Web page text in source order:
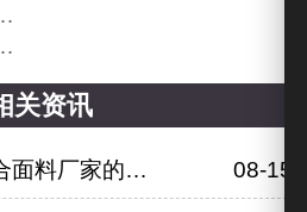
关资讯
怎样提升客户对复合面料厂家的信赖呢 08-15